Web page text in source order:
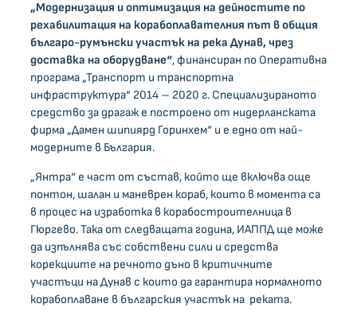
„Модернизация и оптимизация на дейностите по
рехабилитация на корабоплавателния път в общия
българо-румънски участък на река Дунав, чрез
доставка на оборудване“, финансиран по Оперативна
програма „Транспорт и транспортна
инфраструктура“ 2014 – 2020 г. Специализираното
средство за драгаж е построено от нидерланската
фирма „Дамен шипиярд Горинхем“ и е едно от най-
модерните в България.
„Янтра“ е част от състав, който ще включва още
понтон, шалан и маневрен кораб, които в момента са
в процес на изработка в корабостроителница в
Гюргево. Така от следващата година, ИАППД ще може
да изпълнява със собствени сили и средства
корекциите на речното дъно в критичните
участъци на Дунав с които да гарантира нормалното
корабоплаване в българския участък на реката.